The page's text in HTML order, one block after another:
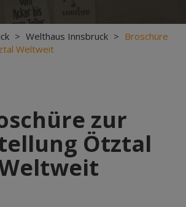
> Welthaus Innsbruck > Broschüre
Weltweit
zur
Ötztal